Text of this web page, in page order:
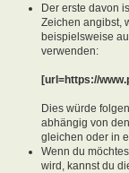
Der erste davon
Zeichen angibst,
beispielsweise
verwenden:
[url=https://
Dies würde
abhängig von
gleichen oder in
Wenn du
wird, kannst du